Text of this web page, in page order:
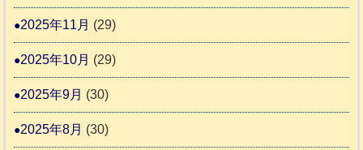
2025年11月 (29)
2025年10月 (29)
2025年9月 (30)
2025年8月 (30)